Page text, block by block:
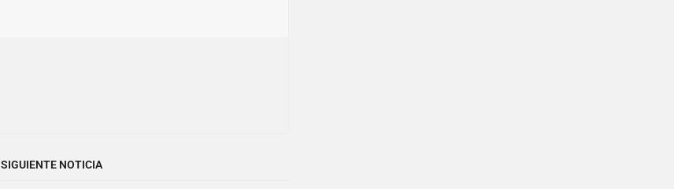
SIGUIENTE NOTICIA